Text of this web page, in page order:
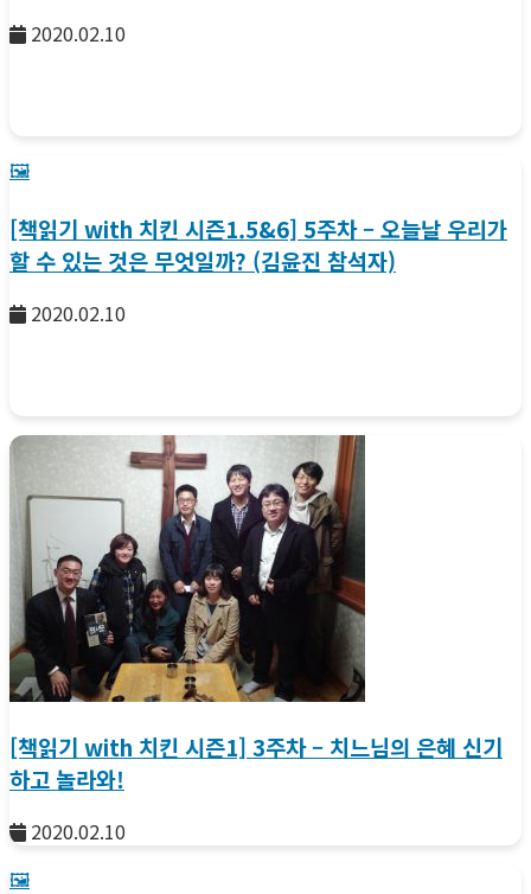
2020.02.10
🖼️
[책읽기 with 치킨 시즌1.5&6] 5주차 – 오늘날 우리가
할 수 있는 것은 무엇일까? (김윤진 참석자)
2020.02.10
[책읽기 with 치킨 시즌1] 3주차 – 치느님의 은혜 신기
하고 놀라와!
2020.02.10
🖼️